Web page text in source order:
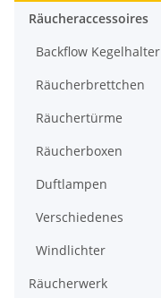
Räucheraccessoires
Backflow Kegelhalter
Räucherbrettchen
Räuchertürme
Räucherboxen
Duftlampen
Verschiedenes
Windlichter
Räucherwerk